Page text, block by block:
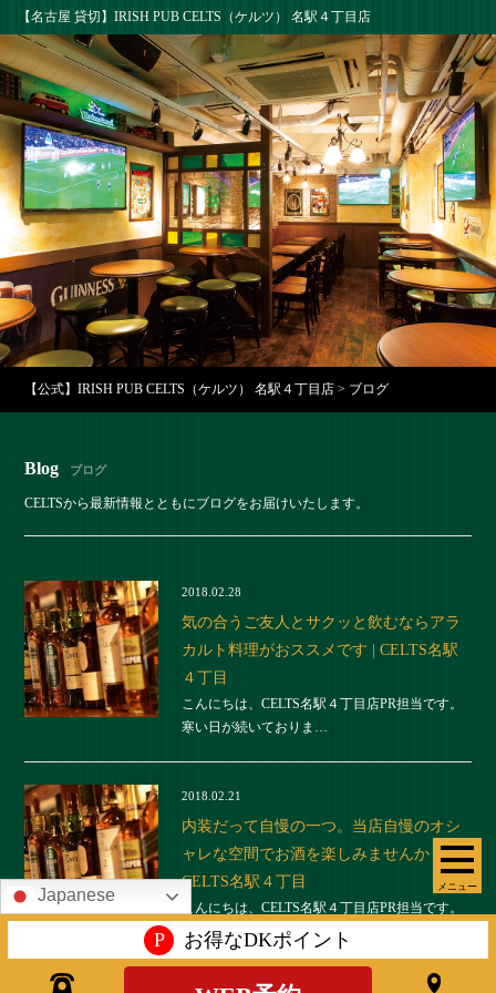
【名古屋 貸切】IRISH PUB CELTS（ケルツ） 名駅４丁目店
メニュー
【公式】IRISH PUB CELTS（ケルツ） 名駅４丁目店 > ブログ
Blog ブログ
CELTSから最新情報とともにブログをお届けいたします。
2018.02.28
気の合うご友人とサクッと飲むならアラ
カルト料理がおススメです | CELTS名駅
４丁目
こんにちは、CELTS名駅４丁目店PR担当です。
寒い日が続いておりま…
2018.02.21
内装だって自慢の一つ。当店自慢のオシ
ャレな空間でお酒を楽しみませんか？ |
CELTS名駅４丁目
こんにちは、CELTS名駅４丁目店PR担当です。
２月を表す言葉に雪解…
Japanese
P お得なDKポイント